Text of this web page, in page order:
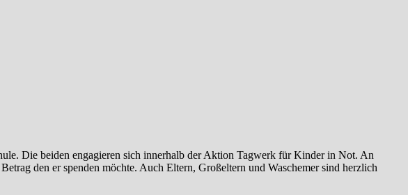
Die beiden engagieren sich innerhalb der Aktion Tagwerk für Kinder in Not. An
den er spenden möchte. Auch Eltern, Großeltern und Waschemer sind herzlich